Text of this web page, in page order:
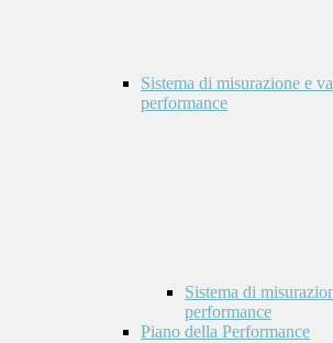
Sistema di misurazione e
performance
Sistema di
performance
Piano della Performance